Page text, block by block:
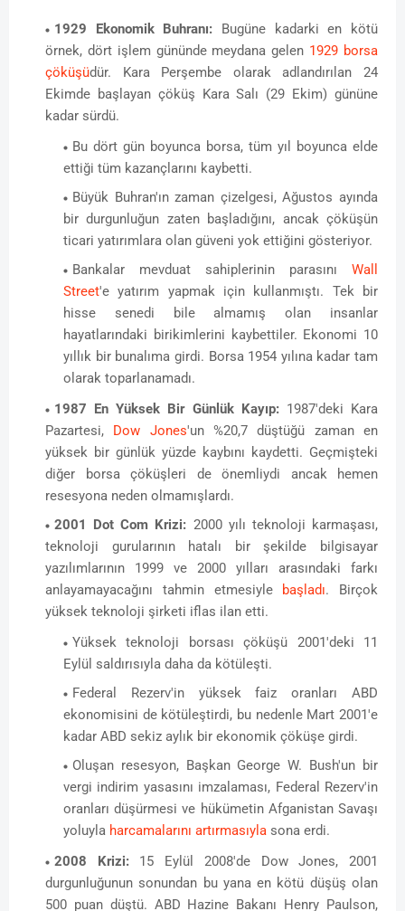
1929 Ekonomik Buhranı: Bugüne kadarki en kötü
örnek, dört işlem gününde meydana gelen 1929 borsa
çöküşüdür. Kara Perşembe olarak adlandırılan 24
Ekimde başlayan çöküş Kara Salı (29 Ekim) gününe
kadar sürdü.
Bu dört gün boyunca borsa, tüm yıl boyunca elde
ettiği tüm kazançlarını kaybetti.
Büyük Buhran'ın zaman çizelgesi, Ağustos ayında
bir durgunluğun zaten başladığını, ancak çöküşün
ticari yatırımlara olan güveni yok ettiğini gösteriyor.
Bankalar mevduat sahiplerinin parasını Wall
Street'e yatırım yapmak için kullanmıştı. Tek bir
hisse senedi bile almamış olan insanlar
hayatlarındaki birikimlerini kaybettiler. Ekonomi 10
yıllık bir bunalıma girdi. Borsa 1954 yılına kadar tam
olarak toparlanamadı.
1987 En Yüksek Bir Günlük Kayıp:1987'deki Kara
Pazartesi, Dow Jones'un %20,7 düştüğü zaman en
yüksek bir günlük yüzde kaybını kaydetti. Geçmişteki
diğer borsa çöküşleri de önemliydi ancak hemen
resesyona neden olmamışlardı.
2001 Dot Com Krizi: 2000 yılı teknoloji karmaşası,
teknoloji gurularının hatalı bir şekilde bilgisayar
yazılımlarının 1999 ve 2000 yılları arasındaki farkı
anlayamayacağını tahmin etmesiyle başladı. Birçok
yüksek teknoloji şirketi iflas ilan etti.
Yüksek teknoloji borsası çöküşü 2001'deki 11
Eylül saldırısıyla daha da kötüleşti.
Federal Rezerv'in yüksek faiz oranları ABD
ekonomisini de kötüleştirdi, bu nedenle Mart 2001'e
kadar ABD sekiz aylık bir ekonomik çöküşe girdi.
Oluşan resesyon, Başkan George W. Bush'un bir
vergi indirim yasasını imzalaması, Federal Rezerv'in
oranları düşürmesi ve hükümetin Afganistan Savaşı
yoluyla harcamalarını artırmasıyla sona erdi.
2008 Krizi:15 Eylül 2008'de Dow Jones, 2001
durgunluğunun sonundan bu yana en kötü düşüş olan
500 puan düştü. ABD Hazine Bakanı Henry Paulson,